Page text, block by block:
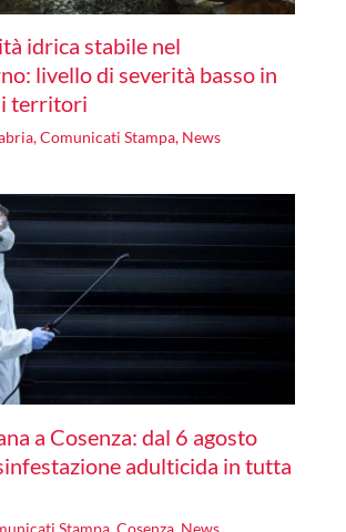
idrica stabile nel
livello di severità basso in
territori
,Comunicati Stampa, News
a Cosenza: dal 6 agosto
adulticida in tutta
Stampa,Cosenza, News